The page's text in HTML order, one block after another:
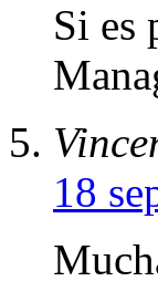
Si es
18